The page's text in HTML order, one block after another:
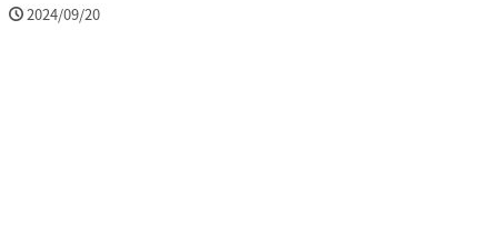
2024/09/20